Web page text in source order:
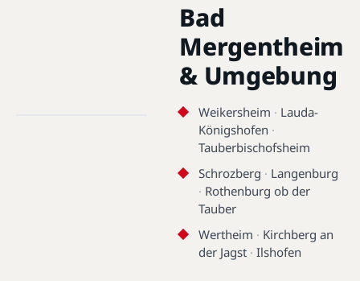
Bad
Mergentheim
& Umgebung
Weikersheim · Lauda-
Königshofen ·
Tauberbischofsheim
Schrozberg · Langenburg
· Rothenburg ob der
Tauber
Wertheim · Kirchberg an
der Jagst ·Ilshofen